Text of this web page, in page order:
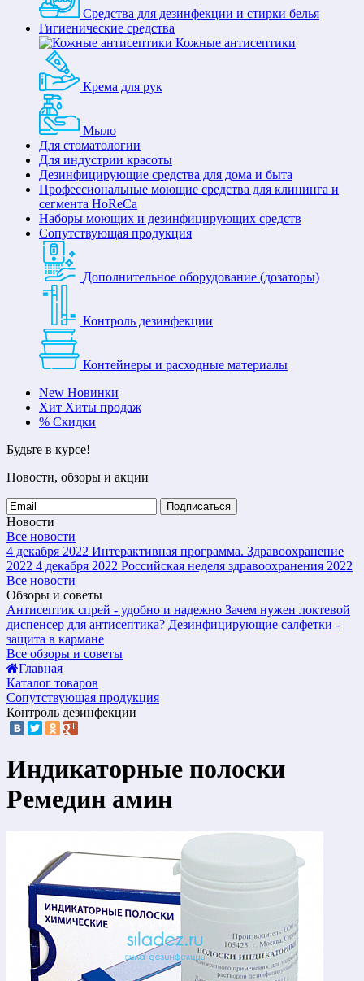
Средства для дезинфекции и стирки белья
Гигиенические средства
Кожные антисептики
Крема для рук
Мыло
Для стоматологии
Для индустрии красоты
Дезинфицирующие средства для дома и быта
Профессиональные моющие средства для клининга и
сегмента HoReCa
Наборы моющих и дезинфицирующих средств
Сопутствующая продукция
Дополнительное оборудование (дозаторы)
Контроль дезинфекции
Контейнеры и расходные материалы
New Новинки
Хит Хиты продаж
% Скидки
Будьте в курсе!
Новости, обзоры и акции
Подписаться
Новости
Все новости
4 декабря 2022 Интерактивная программа. Здравоохранение
2022 4 декабря 2022 Российская неделя здравоохранения 2022
Все новости
Обзоры и советы
Антисептик спрей - удобно и надежно Зачем нужен локтевой
диспенсер для антисептика? Дезинфицирующие салфетки -
защита в кармане
Все обзоры и советы
Главная
Каталог товаров
Сопутствующая продукция
Контроль дезинфекции
Индикаторные полоски
Ремедин амин